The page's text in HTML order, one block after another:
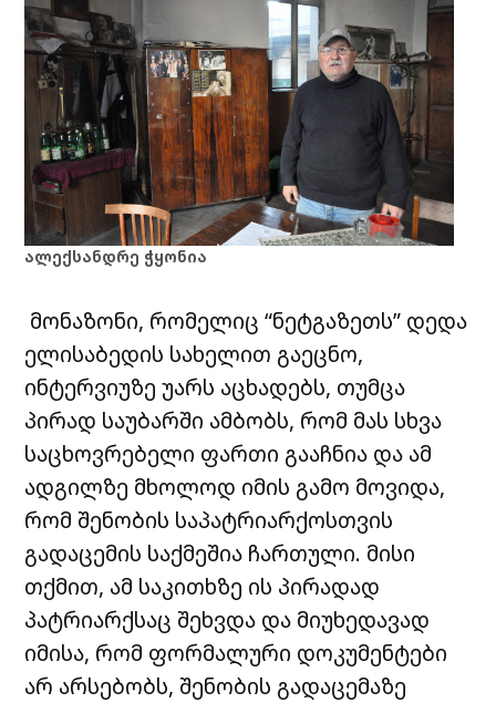
ალექსანდრე ჭყონია
მონაზონი, რომელიც “ნეტგაზეთს” დედა
ელისაბედის სახელით გაეცნო,
ინტერვიუზე უარს აცხადებს, თუმცა
პირად საუბარში ამბობს, რომ მას სხვა
საცხოვრებელი ფართი გააჩნია და ამ
ადგილზე მხოლოდ იმის გამო მოვიდა,
რომ შენობის საპატრიარქოსთვის
გადაცემის საქმეშია ჩართული. მისი
თქმით, ამ საკითხზე ის პირადად
პატრიარქსაც შეხვდა და მიუხედავად
იმისა, რომ ფორმალური დოკუმენტები
არ არსებობს, შენობის გადაცემაზე